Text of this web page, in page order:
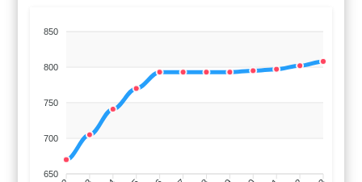
850
800
750
700
650